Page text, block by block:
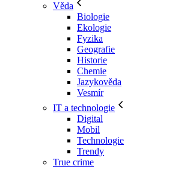
Věda
Biologie
Ekologie
Fyzika
Geografie
Historie
Chemie
Jazykověda
Vesmír
IT a technologie
Digital
Mobil
Technologie
Trendy
True crime